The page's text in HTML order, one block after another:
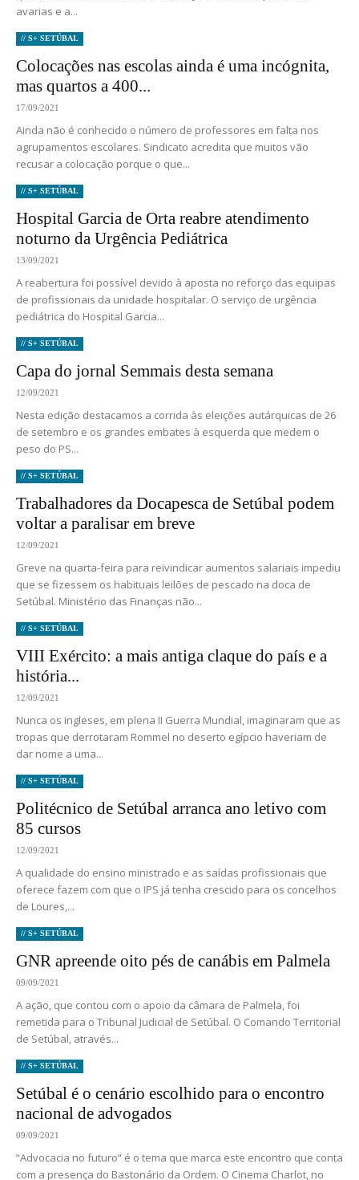
avarias e a...
// S+ SETÚBAL
Colocações nas escolas ainda é uma incógnita,
mas quartos a 400...
17/09/2021
Ainda não é conhecido o número de professores em falta nos
agrupamentos escolares. Sindicato acredita que muitos vão
recusar a colocação porque o que...
// S+ SETÚBAL
Hospital Garcia de Orta reabre atendimento
noturno da Urgência Pediátrica
13/09/2021
A reabertura foi possível devido à aposta no reforço das equipas
de profissionais da unidade hospitalar. O serviço de urgência
pediátrica do Hospital Garcia...
// S+ SETÚBAL
Capa do jornal Semmais desta semana
12/09/2021
Nesta edição destacamos a corrida às eleições autárquicas de 26
de setembro e os grandes embates à esquerda que medem o
peso do PS...
// S+ SETÚBAL
Trabalhadores da Docapesca de Setúbal podem
voltar a paralisar em breve
12/09/2021
Greve na quarta-feira para reivindicar aumentos salariais impediu
que se fizessem os habituais leilões de pescado na doca de
Setúbal. Ministério das Finanças não...
// S+ SETÚBAL
VIII Exército: a mais antiga claque do país e a
história...
12/09/2021
Nunca os ingleses, em plena II Guerra Mundial, imaginaram que as
tropas que derrotaram Rommel no deserto egípcio haveriam de
dar nome a uma...
// S+ SETÚBAL
Politécnico de Setúbal arranca ano letivo com
85 cursos
12/09/2021
A qualidade do ensino ministrado e as saídas profissionais que
oferece fazem com que o IPS já tenha crescido para os concelhos
de Loures,...
// S+ SETÚBAL
GNR apreende oito pés de canábis em Palmela
09/09/2021
A ação, que contou com o apoio da câmara de Palmela, foi
remetida para o Tribunal Judicial de Setúbal. O Comando Territorial
de Setúbal, através...
// S+ SETÚBAL
Setúbal é o cenário escolhido para o encontro
nacional de advogados
09/09/2021
“Advocacia no futuro” é o tema que marca este encontro que conta
com a presença do Bastonário da Ordem. O Cinema Charlot, no